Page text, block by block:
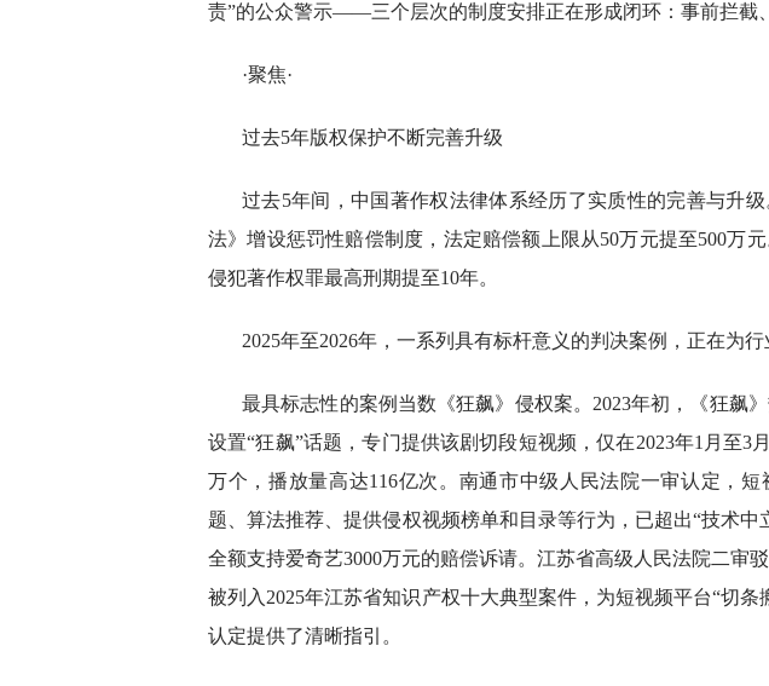
责”的公众警示——三个层次的制度安排正在形成闭环：事前拦截
·聚焦·
过去5年版权保护不断完善升级
过去5年间，中国著作权法律体系经历了实质性的完善与升
法》增设惩罚性赔偿制度，法定赔偿额上限从50万元提至500万
侵犯著作权罪最高刑期提至10年。
2025年至2026年，一系列具有标杆意义的判决案例，正在为行
最具标志性的案例当数《狂飙》侵权案。2023年初，《狂飙
设置“狂飙”话题，专门提供该剧切段短视频，仅在2023年1月至3
万个，播放量高达116亿次。南通市中级人民法院一审认定，
题、算法推荐、提供侵权视频榜单和目录等行为，已超出“技术中
全额支持爱奇艺3000万元的赔偿诉请。江苏省高级人民法院二审
被列入2025年江苏省知识产权十大典型案件，为短视频平台“切条
认定提供了清晰指引。